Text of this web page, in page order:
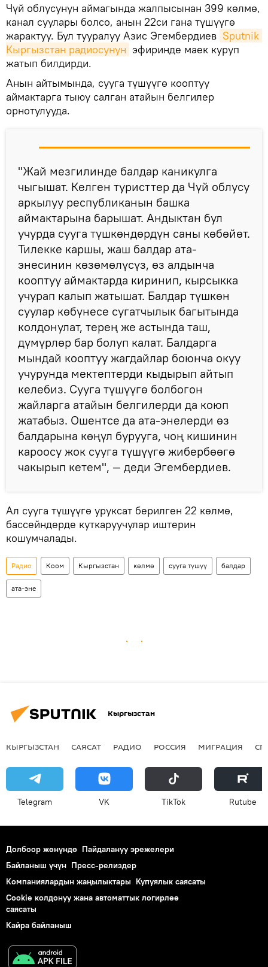
Чүй облусунун аймагында жалпысынан 399 көлмө,
канал суулары болсо, анын 22си гана түшүүгө
жарактуу. Бул тууралуу Азис Эгембердиев Sputnik
Кыргызстан радиосунун эфиринде маек куруп
жатып билдирди.
Анын айтымында, сууга түшүүгө кооптуу
аймактарга тыюу салган атайын белгилер
орнотулууда.
"Жай мезгилинде балдар каникулга
чыгышат. Келген туристтер да Чүй облусу
аркылуу республиканын башка
аймактарына барышат. Андыктан бул
учурда сууга түшкөндөрдүн саны көбөйөт.
Тилекке каршы, жаш балдар ата-
энесинин көзөмөлүсүз, өз алдынча
кооптуу аймактарда киринип, кырсыкка
учурап калып жатышат. Балдар түшкөн
суулар көбүнесе сугатчылык багытында
колдонулат, терең же астында таш,
дүмүрлөр бар болуп калат. Балдарга
мындай кооптуу жагдайлар боюнча окуу
учурунда мектептерди кыдырып айтып
келебиз. Сууга түшүүгө болбогон
жайларга атайын белгилерди да коюп
жатабыз. Ошентсе да ата-энелерди өз
балдарына көңүл бурууга, чоң кишинин
кароосу жок сууга түшүүгө жибербөөгө
чакырып кетем", — деди Эгембердиев.
Ал сууга түшүүгө уруксат берилген 22 көлмө,
бассейндерде куткаруучулар иштерин
кошумчалады.
Радио Коом Кыргызстан көлмө сууга түшүү балдар
ата-эне
Кыргызстан
КЫРГЫЗСТАН САЯСАТ РАДИО РОССИЯ МИГРАЦИЯ
Telegram VK ТikТоk Rutube
Долбоор жөнүндө Пайдалануу эрежелери
Байланыш үчүн Пресс-релиздер
Компаниялардын жаңылыктары Купуялык саясаты
Cookie колдонуу жана автоматтык логирлөө
саясаты
Кайра байланыш